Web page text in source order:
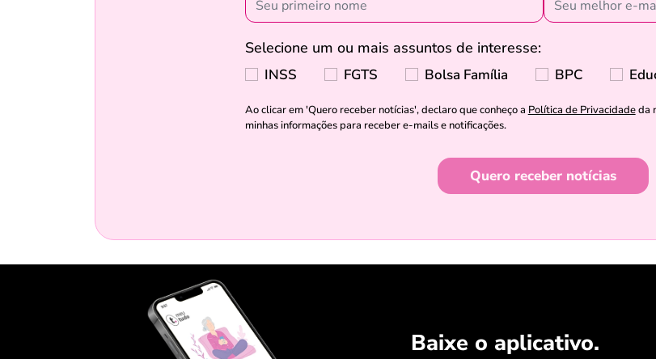
Selecione um ou mais assuntos de interesse:
INSS FGTS Bolsa Família BPC
Ao clicar em 'Quero receber notícias', declaro que conheço a Política de Privacidadeda
minhas informações para receber e-mails e notificações.
Quero receber notícias
Baixe o aplicativo.